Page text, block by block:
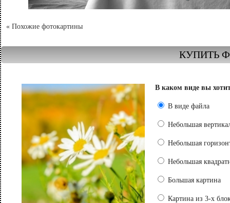
« Похожие фотокартины
КУПИТЬ
В каком виде вы
В виде файла
Небольшая
Небольшая
Небольшая
Большая картина
Картина из 3-х